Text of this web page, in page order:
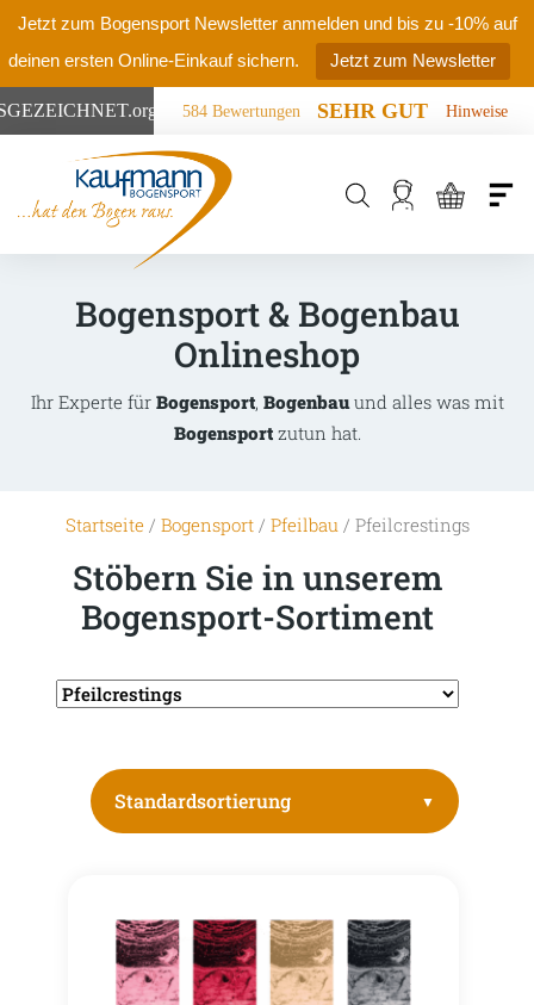
Jetzt zum Bogensport Newsletter anmelden und bis zu -10% auf
deinen ersten Online-Einkauf sichern.
Jetzt zum Newsletter
.org 584 Bewertungen SEHR GUT Hinweise
Products
search
Bogensport & Bogenbau
Onlineshop
Ihr Experte für Bogensport, Bogenbauund alles was mit
Bogensportzutun hat.
Startseite / Bogensport/ Pfeilbau/ Pfeilcrestings
Stöbern Sie in unserem
Bogensport-Sortiment